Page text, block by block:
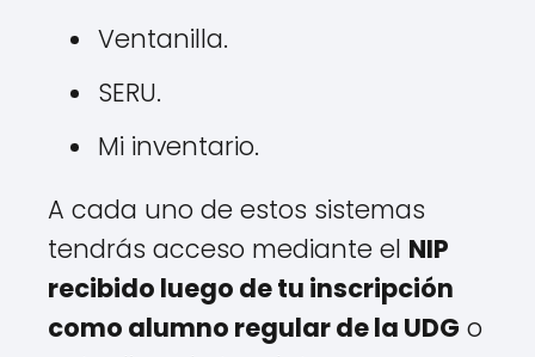
Ventanilla.
SERU.
Mi inventario.
A cada uno de estos sistemas
tendrás acceso mediante el NIP
recibido luego de tu inscripción
como alumno regular de la UDG o